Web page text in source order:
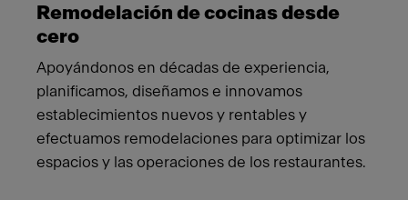
Remodelación de cocinas desde
cero
Apoyándonos en décadas de experiencia,
planificamos, diseñamos e innovamos
establecimientos nuevos y rentables y
efectuamos remodelaciones para optimizar los
espacios y las operaciones de los restaurantes.